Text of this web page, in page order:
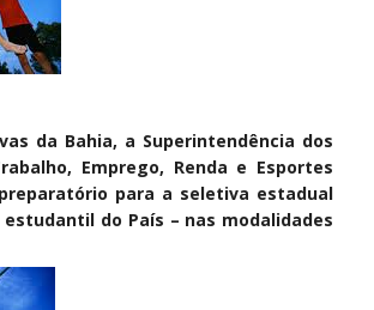
da Bahia, a Superintendência dos
Emprego, Renda e Esportes
para a seletiva estadual
do País – nas modalidades